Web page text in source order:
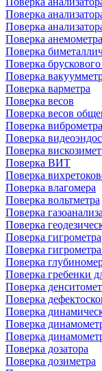
Поверка
Поверка
Поверка анемометра
Поверка
Поверка
Поверка
Поверка варметра
Поверка весов
Поверка весов
Поверка виброметра
Поверка
Поверка
Поверка ВИТ
Поверка
Поверка влагомера
Поверка вольтметра
Поверка
Поверка
Поверка гигрометра
Поверка
Поверка
Поверка гребенки
Поверка
Поверка
Поверка
Поверка
Поверка
Поверка дозатора
Поверка дозиметра